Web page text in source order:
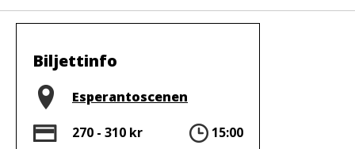
Anslagstavlan
Arrangörer
Kontakta oss
Om oss
Biljettinfo
Plats
Esperantoscenen
Pris
270 - 310 kr Tid
15:00